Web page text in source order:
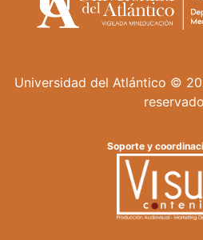
Universidad del Atlántico ©
Soporte y